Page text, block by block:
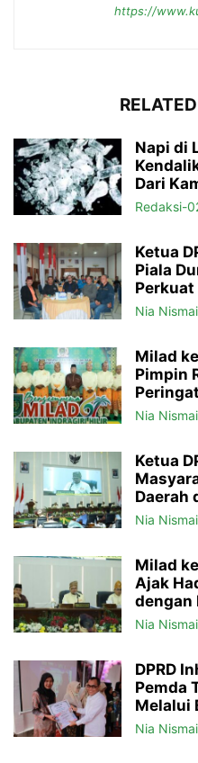
https://
Napi di
Dari
Redaksi-
Ketua
Piala
Perkuat
Nia
Milad
Pimpin
Nia
Ketua
Daerah
Nia
Milad
Ajak
dengan
Nia
DPRD
Pemda
Melalui
Nia